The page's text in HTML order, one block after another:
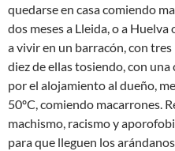
quedarse en casa comiendo
dos meses a Lleida, o a
a vivir en un barracón, con
diez de ellas tosiendo, con
por el alojamiento al dueño,
50ºC, comiendo macarrones.
machismo, racismo y
para que lleguen los